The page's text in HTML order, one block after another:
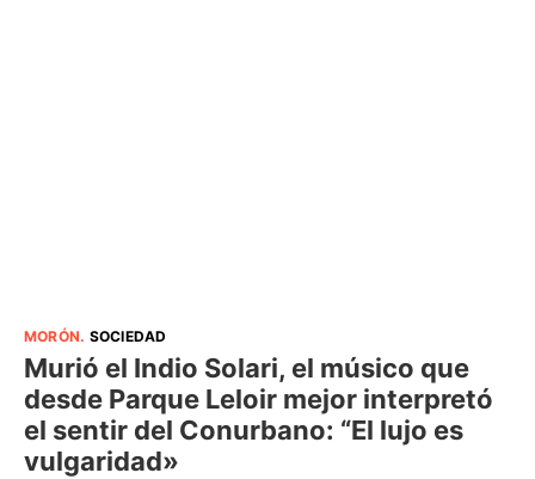
MORÓN. SOCIEDAD
Murió el Indio Solari, el músico que
desde Parque Leloir mejor interpretó
el sentir del Conurbano: “El lujo es
vulgaridad»